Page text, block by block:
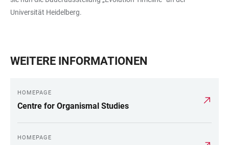
Universität Heidelberg.
WEITERE INFORMATIONEN
HOMEPAGE
Centre for Organismal Studies
HOMEPAGE